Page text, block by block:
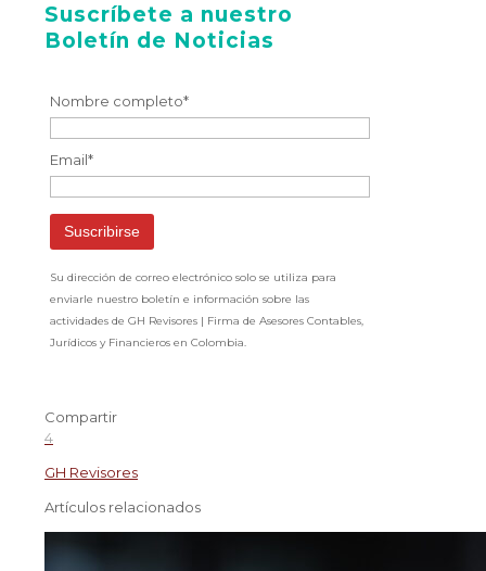
Suscríbete a nuestro
Boletín de Noticias
Nombre completo*
Email*
Su dirección de correo electrónico solo se utiliza para
enviarle nuestro boletín e información sobre las
actividades de GH Revisores | Firma de Asesores Contables,
Jurídicos y Financieros en Colombia.
Compartir
4
GH Revisores
Artículos relacionados